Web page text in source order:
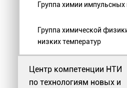
Группа химии импульсных
Группа химической
низких температур
Центр компетенции НТИ
по технологиям новых и